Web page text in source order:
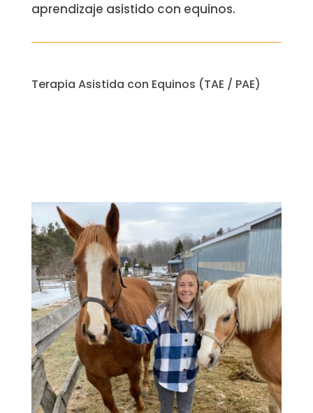
aprendizaje asistido con equinos.
Terapia Asistida con Equinos (TAE / PAE)